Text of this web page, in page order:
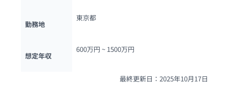
勤務地
東京都
想定年収
600万円 ~ 1500万円
最終更新日：2025年10月17日